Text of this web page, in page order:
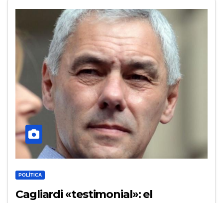
POLÍTICA
Cagliardi «testimonial»: el